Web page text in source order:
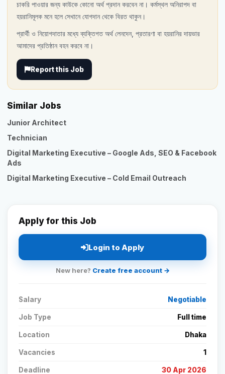
চাকরি পাওয়ার জন্য কাউকে কোনো অর্থ প্রদান করবেন না। কর্মস্থল অনিরাপদ বা
হয়রানিমূলক মনে হলে সেখানে যোগদান থেকে বিরত থাকুন।
প্রার্থী ও নিয়োগদাতার মধ্যে ব্যক্তিগত অর্থ লেনদেন, প্রতারণা বা হয়রানির দায়ভার
আমাদের প্রতিষ্ঠান বহন করবে না।
Report this Job
Similar Jobs
Junior Architect
Technician
Digital Marketing Executive – Google Ads, SEO & Facebook
Ads
Digital Marketing Executive – Cold Email Outreach
Apply for this Job
Login to Apply
New here? Create free account →
Salary Negotiable
Job Type Full time
Location Dhaka
Vacancies 1
Deadline 30 Apr 2026